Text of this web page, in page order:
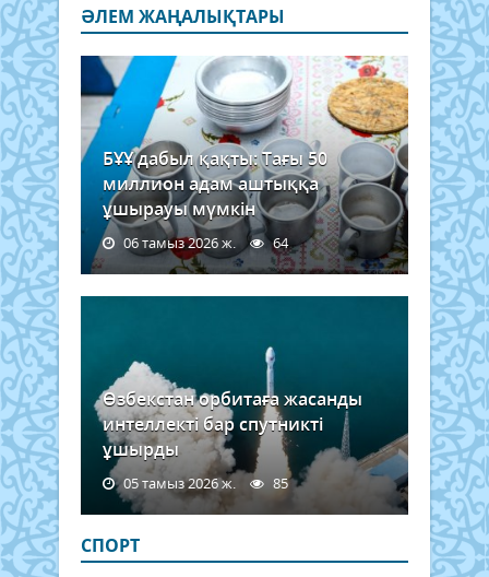
ӘЛЕМ ЖАҢАЛЫҚТАРЫ
БҰҰ дабыл қақты: Тағы 50
миллион адам аштыққа
ұшырауы мүмкін
06 тамыз 2026 ж. 64
Өзбекстан орбитаға жасанды
интеллекті бар спутникті
ұшырды
05 тамыз 2026 ж. 85
СПОРТ